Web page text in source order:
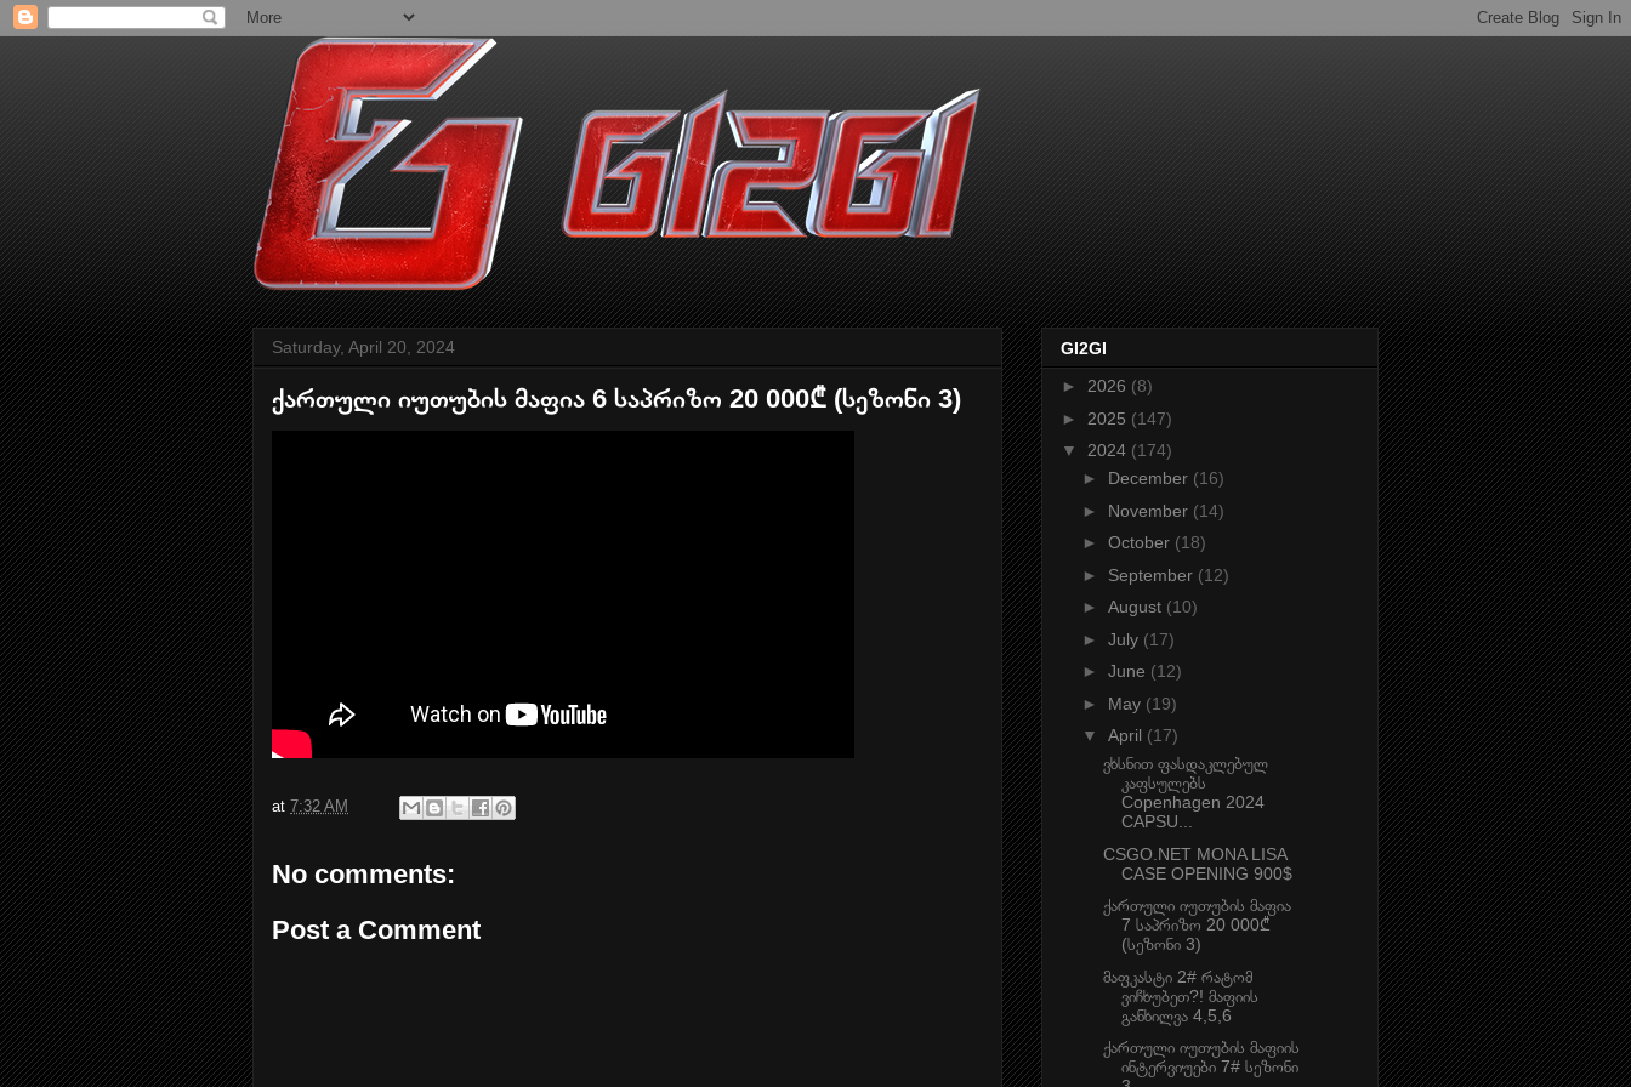
Saturday, April 20, 2024
ქართული იუთუბის მაფია 6 საპრიზო 20 000₾ (სეზონი 3)
at 7:32 AM
No comments:
Post a Comment
GI2GI
► 2026 (8)
► 2025 (147)
▼ 2024 (174)
► December (16)
► November (14)
► October (18)
► September (12)
► August (10)
► July (17)
► June (12)
► May (19)
▼ April (17)
ვხსნით ფასდაკლებულ
კაფსულებს
Copenhagen 2024
CAPSU...
CSGO.NET MONA LISA
CASE OPENING 900$
ქართული იუთუბის მაფია
7 საპრიზო 20 000₾
(სეზონი 3)
მაფკასტი 2# რატომ
ვიჩხუბეთ?! მაფიის
განხილვა 4,5,6
ქართული იუთუბის მაფიის
ინტერვიუები 7# სეზონი